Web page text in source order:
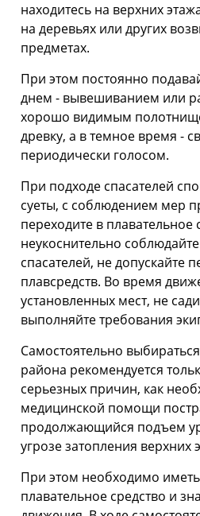
находитесь на верхних
на деревьях или других
предметах.
При этом постоянно
днем - вывешиванием или
хорошо видимым
древку, а в темное время -
периодически голосом.
При подходе спасателей
суеты, с соблюдением мер
переходите в плавательное
неукоснительно
спасателей, не допускайте
плавсредств. Во время
установленных мест, не
выполняйте требования
Самостоятельно
района рекомендуется
серьезных причин, как
медицинской помощи
продолжающийся подъем
угрозе затопления верхних
При этом необходимо
плавательное средство и